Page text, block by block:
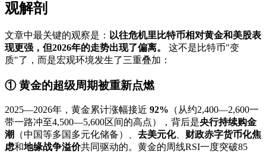
观解剖
文章中最关键的观察是： 以往危机里比特币相对黄金和美股表
现更强，但2026年的走势出现了偏离。
这不是比特币"变
质"了，而是宏观环境发生了三重叠加：
① 黄金的超级周期被重新点燃
2025—2026年，黄金累计涨幅接近 92% （从约2,400—2,600一
带一路冲至4,500—5,600区间的高点），背后是央行持续购金
潮
（中国等多国多元化储备）、 去美元化、 财政赤字货币化焦
虑和地缘战争溢价共同驱动的。黄金的周线RSI一度突破85